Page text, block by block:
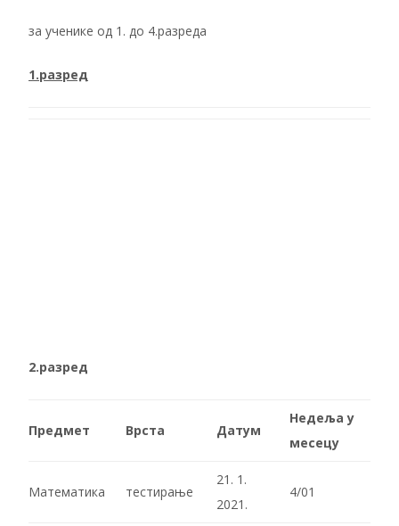
за ученике од 1. до 4.разреда
1.разред
2.разред
Предмет Врста Датум
Недеља у
месецу
Математика тестирање
21. 1.
2021.
4/01